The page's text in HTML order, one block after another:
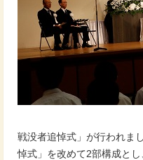
戦没者追悼式」が行われま
悼式」を改めて2部構成と